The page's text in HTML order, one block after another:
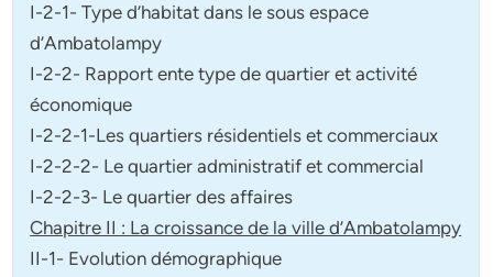
I-2-1- Type d’habitat dans le sous espace
d’Ambatolampy
I-2-2- Rapport ente type de quartier et activité
économique
I-2-2-1-Les quartiers résidentiels et commerciaux
I-2-2-2- Le quartier administratif et commercial
I-2-2-3- Le quartier des affaires
Chapitre II : La croissance de la ville d’Ambatolampy
II-1- Evolution démographique